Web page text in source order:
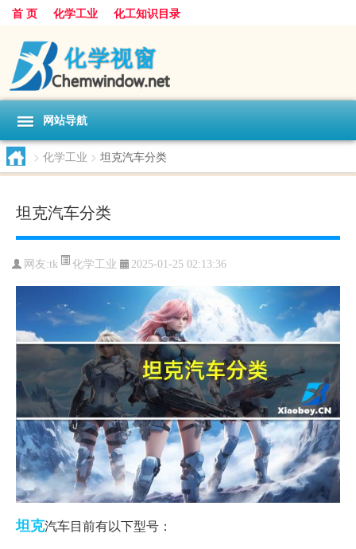
首 页 化学工业 化工知识目录
网站导航
> 化学工业 > 坦克汽车分类
坦克汽车分类
网友:tk 化学工业 2025-01-25 02:13:36
坦克汽车目前有以下型号：